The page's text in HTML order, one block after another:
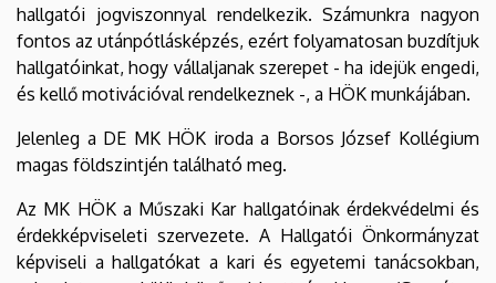
hallgatói jogviszonnyal rendelkezik. Számunkra nagyon
fontos az utánpótlásképzés, ezért folyamatosan buzdítjuk
hallgatóinkat, hogy vállaljanak szerepet - ha idejük engedi,
és kellő motivációval rendelkeznek -, a HÖK munkájában.
Jelenleg a DE MK HÖK iroda a Borsos József Kollégium
magas földszintjén található meg.
Az MK HÖK a Műszaki Kar hallgatóinak érdekvédelmi és
érdekképviseleti szervezete. A Hallgatói Önkormányzat
képviseli a hallgatókat a kari és egyetemi tanácsokban,